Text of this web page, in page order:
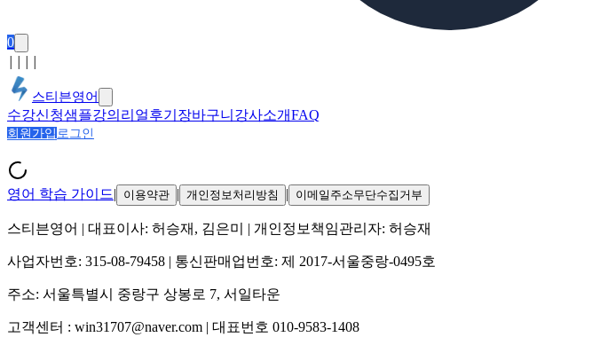
0
스티븐영어
수강신청샘플강의 리얼후기 장바구니 강사소개FAQ
회원가입 로그인
영어 학습 가이드| 이용약관 | 개인정보처리방침 | 이메일주소무단수집거부
스티븐영어 | 대표이사: 허승재, 김은미 | 개인정보책임관리자: 허승재
사업자번호: 315-08-79458 | 통신판매업번호: 제 2017-서울중랑-0495호
주소: 서울특별시 중랑구 상봉로 7, 서일타운
고객센터 : win31707@naver.com | 대표번호 010-9583-1408